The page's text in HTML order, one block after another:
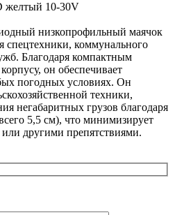
желтый 10-30V
низкопрофильный маячок
спецтехники, коммунального
Благодаря компактным
он обеспечивает
погодных условиях. Он
техники,
негабаритных грузов благодаря
5,5 см), что минимизирует
другими препятствиями.